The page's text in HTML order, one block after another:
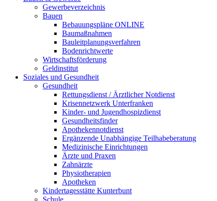
Gewerbeverzeichnis
Bauen
Bebauungspläne ONLINE
Baumaßnahmen
Bauleitplanungsverfahren
Bodenrichtwerte
Wirtschaftsförderung
Geldinstitut
Soziales und Gesundheit
Gesundheit
Rettungsdienst / Ärztlicher Notdienst
Krisennetzwerk Unterfranken
Kinder- und Jugendhospizdienst
Gesundheitsfinder
Apothekennotdienst
Ergänzende Unabhängige Teilhabeberatung
Medizinische Einrichtungen
Ärzte und Praxen
Zahnärzte
Physiotherapien
Apotheken
Kindertagesstätte Kunterbunt
Schule